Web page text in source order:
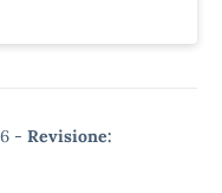
- Revisione: